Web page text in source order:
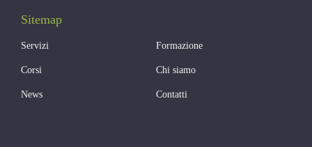
Sitemap
Servizi Formazione
Corsi Chi siamo
News Contatti